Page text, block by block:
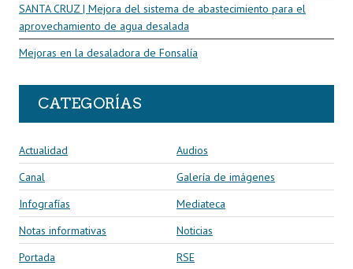
SANTA CRUZ | Mejora del sistema de abastecimiento para el
aprovechamiento de agua desalada
Mejoras en la desaladora de Fonsalía
CATEGORÍAS
Actualidad
Audios
Canal
Galería de imágenes
Infografías
Mediateca
Notas informativas
Noticias
Portada
RSE